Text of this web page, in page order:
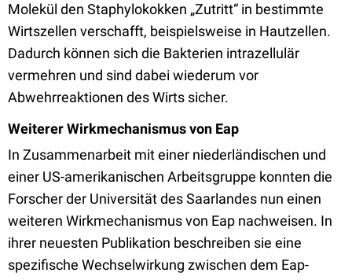
Molekül den Staphylokokken „Zutritt“ in bestimmte
Wirtszellen verschafft, beispielsweise in Hautzellen.
Dadurch können sich die Bakterien intrazellulär
vermehren und sind dabei wiederum vor
Abwehrreaktionen des Wirts sicher.
Weiterer Wirkmechanismus von Eap
In Zusammenarbeit mit einer niederländischen und
einer US-amerikanischen Arbeitsgruppe konnten die
Forscher der Universität des Saarlandes nun einen
weiteren Wirkmechanismus von Eap nachweisen. In
ihrer neuesten Publikation beschreiben sie eine
spezifische Wechselwirkung zwischen dem Eap-